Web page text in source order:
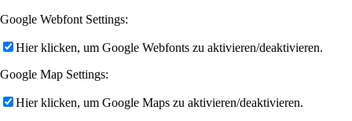
Google Webfont Settings:
Hier klicken, um Google Webfonts zu aktivieren/deaktivieren.
Google Map Settings:
Hier klicken, um Google Maps zu aktivieren/deaktivieren.